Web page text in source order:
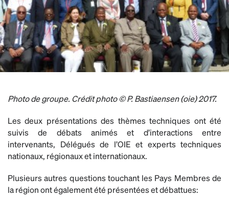
Photo de groupe. Crédit photo © P. Bastiaensen (oie) 2017.
Les deux présentations des thèmes techniques ont été
suivis de débats animés et d’interactions entre
intervenants, Délégués de l’OIE et experts techniques
nationaux, régionaux et internationaux.
Plusieurs autres questions touchant les Pays Membres de
la région ont également été présentées et débattues: